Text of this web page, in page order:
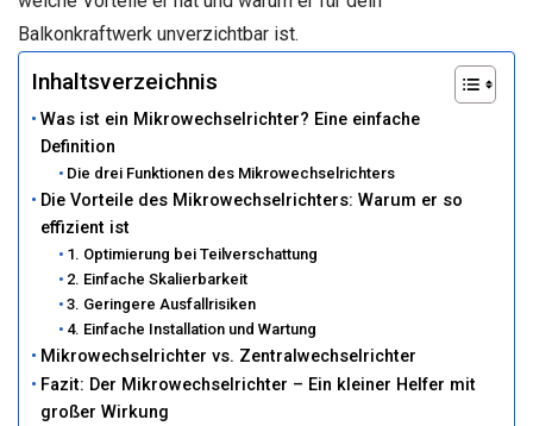
Balkonkraftwerk unverzichtbar ist.
Inhaltsverzeichnis
Was ist ein Mikrowechselrichter? Eine einfache
Definition
Die drei Funktionen des Mikrowechselrichters
Die Vorteile des Mikrowechselrichters: Warum er so
effizient ist
1. Optimierung bei Teilverschattung
2. Einfache Skalierbarkeit
3. Geringere Ausfallrisiken
4. Einfache Installation und Wartung
Mikrowechselrichter vs. Zentralwechselrichter
Fazit: Der Mikrowechselrichter – Ein kleiner Helfer mit
großer Wirkung